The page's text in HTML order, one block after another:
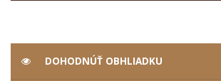
DOHODNÚŤ OBHLIADKU